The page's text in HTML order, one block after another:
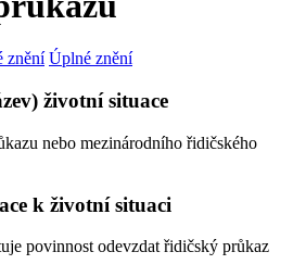
znění Úplné znění
životní situace
nebo mezinárodního řidičského
k životní situaci
povinnost odevzdat řidičský průkaz